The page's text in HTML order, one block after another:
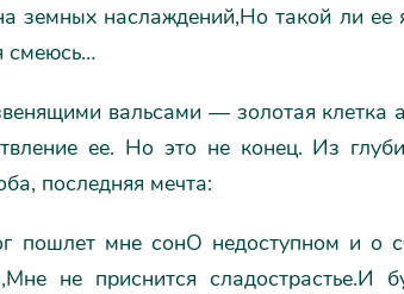
земных наслаждений,Но такой ли
смеюсь…
вальсами — золотая клетка
ее. Но это не конец. Из
последняя мечта:
пошлет мне сонО недоступном и о
не приснится сладострастье.И